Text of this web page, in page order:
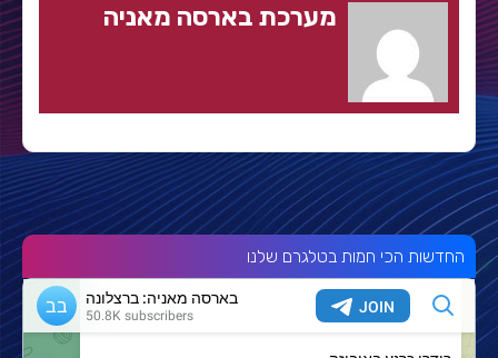
מערכת בארסה מאניה
החדשות הכי חמות בטלגרם שלנו